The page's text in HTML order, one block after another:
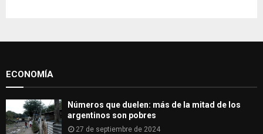
o
H
ECONOMÍA
Números que duelen: más de la mitad de los
argentinos son pobres
27 de septiembre de 2024